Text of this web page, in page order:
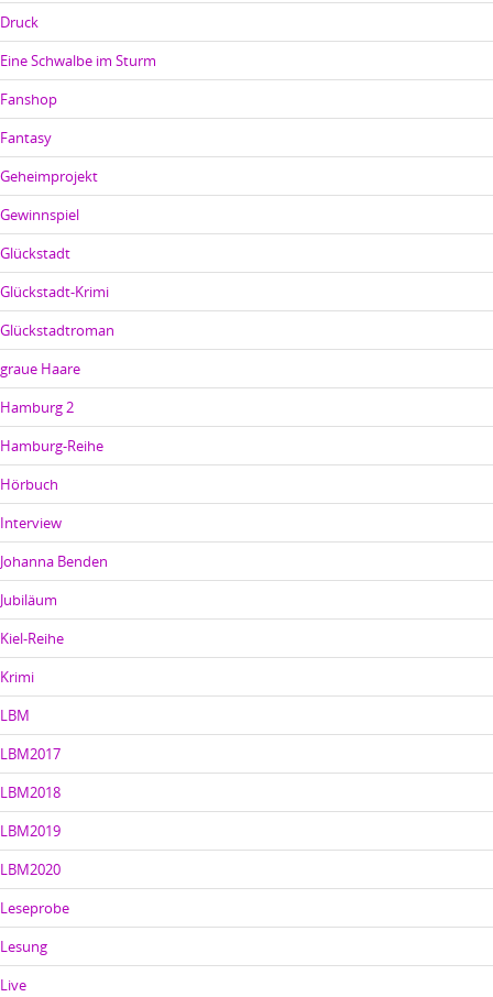
Druck
Eine Schwalbe im Sturm
Fanshop
Fantasy
Geheimprojekt
Gewinnspiel
Glückstadt
Glückstadt-Krimi
Glückstadtroman
graue Haare
Hamburg 2
Hamburg-Reihe
Hörbuch
Interview
Johanna Benden
Jubiläum
Kiel-Reihe
Krimi
LBM
LBM2017
LBM2018
LBM2019
LBM2020
Leseprobe
Lesung
Live